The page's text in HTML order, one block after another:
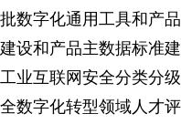
数字化通用工具和产
设和产品主数据标准
业互联网安全分类分
数字化转型领域人才